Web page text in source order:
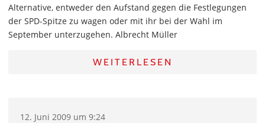
Alternative, entweder den Aufstand gegen die Festlegungen
der SPD-Spitze zu wagen oder mit ihr bei der Wahl im
September unterzugehen. Albrecht Müller
WEITERLESEN
12. Juni 2009 um 9:24